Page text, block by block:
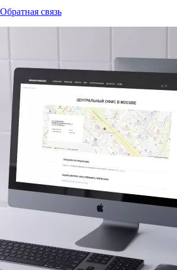
Обратная связь